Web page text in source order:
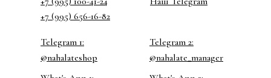
Telegram 1:
@nahalate_manager
Telegram 2:
@nahalateshop
+7 (995) 656-16-82